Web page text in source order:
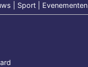
| Sport | Evenementen